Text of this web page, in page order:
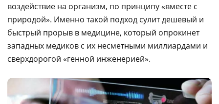
воздействие на организм, по принципу «вместе с
природой». Именно такой подход сулит дешевый и
быстрый прорыв в медицине, который опрокинет
западных медиков с их несметными миллиардами и
сверхдорогой «генной инженерией».